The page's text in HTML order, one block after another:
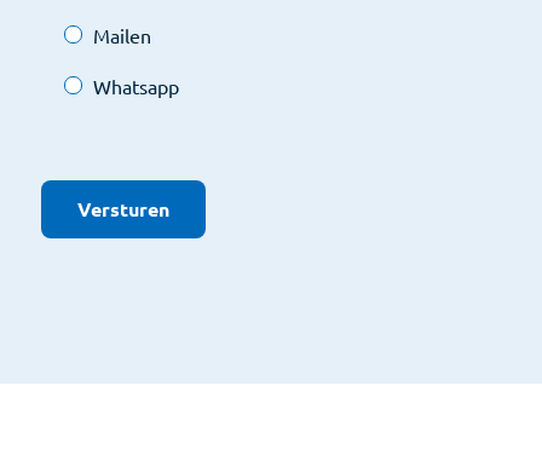
Mailen
Whatsapp
Versturen